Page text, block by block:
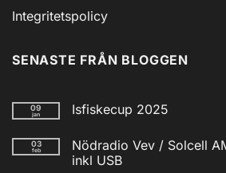
Integritetspolicy
SENASTE FRÅN BLOGGEN
09
jan Isfiskecup 2025
till
Isfiskecup
2025
03
feb
Nödradio Vev / Solcell
inkl USB